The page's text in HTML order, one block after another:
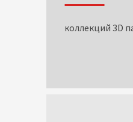
коллекций 3D